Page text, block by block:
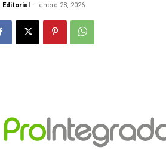
Editorial - enero 28, 2026